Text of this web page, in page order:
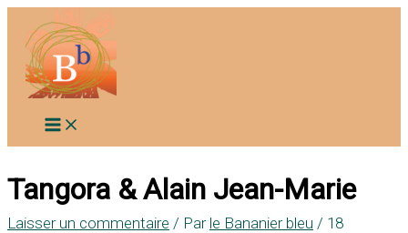
contenu
Tangora & Alain Jean-Marie
Laisser un commentaire / Par le Bananier bleu / 18